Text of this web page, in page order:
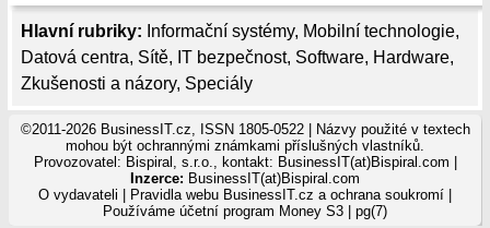
Hlavní rubriky: Informační systémy, Mobilní technologie,
Datová centra, Sítě, IT bezpečnost, Software, Hardware,
Zkušenosti a názory, Speciály
©2011-2026 BusinessIT.cz, ISSN 1805-0522 | Názvy použité v textech
mohou být ochrannými známkami příslušných vlastníků.
Provozovatel: Bispiral, s.r.o., kontakt: BusinessIT(at)Bispiral.com |
Inzerce: BusinessIT(at)Bispiral.com
O vydavateli
Pravidla webu BusinessIT.cz a ochrana soukromí
Používáme účetní program Money S3 | pg(7)